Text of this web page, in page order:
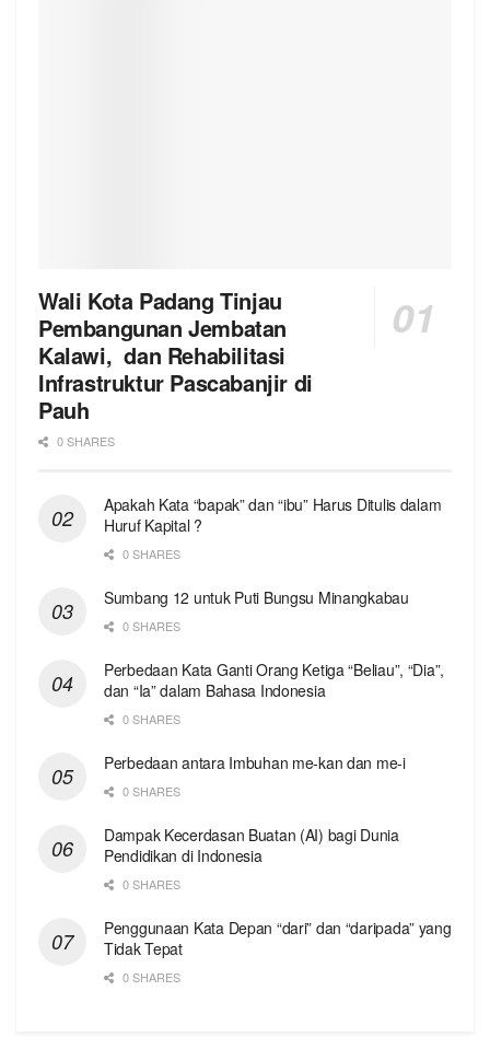
Wali Kota Padang Tinjau
Pembangunan Jembatan
Kalawi, dan Rehabilitasi
Infrastruktur Pascabanjir di
Pauh
0 SHARES
Apakah Kata “bapak” dan “ibu” Harus Ditulis dalam
Huruf Kapital ?
0 SHARES
Sumbang 12 untuk Puti Bungsu Minangkabau
0 SHARES
Perbedaan Kata Ganti Orang Ketiga “Beliau”, “Dia”,
dan “Ia” dalam Bahasa Indonesia
0 SHARES
Perbedaan antara Imbuhan me-kan dan me-i
0 SHARES
Dampak Kecerdasan Buatan (AI) bagi Dunia
Pendidikan di Indonesia
0 SHARES
Penggunaan Kata Depan “dari” dan “daripada” yang
Tidak Tepat
0 SHARES